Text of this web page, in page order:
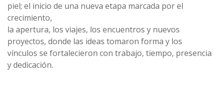
piel; el inicio de una nueva etapa marcada por el
crecimiento,
la apertura, los viajes, los encuentros y nuevos
proyectos, donde las ideas tomaron forma y los
vínculos se fortalecieron con trabajo, tiempo, presencia
y dedicación.